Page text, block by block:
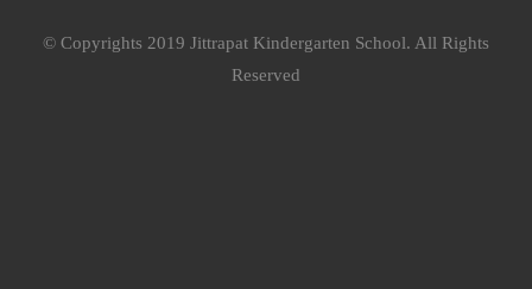
© Copyrights 2019 Jittrapat Kindergarten School. All Rights
Reserved